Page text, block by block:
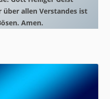
über allen Verstandes ist
Amen.